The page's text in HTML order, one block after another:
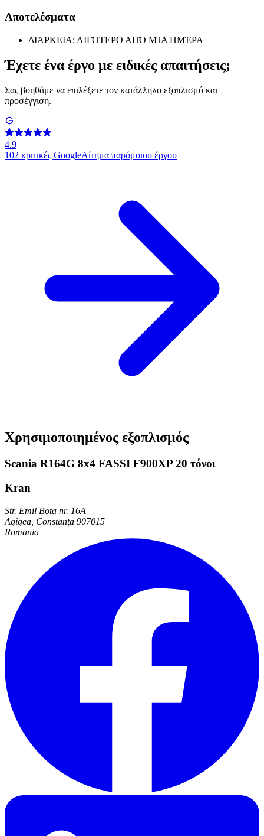
Αποτελέσματα
ΔΙΆΡΚΕΙΑ: ΛΙΓΌΤΕΡΟ ΑΠΌ ΜΊΑ ΗΜΈΡΑ
Έχετε ένα έργο με ειδικές απαιτήσεις;
Σας βοηθάμε να επιλέξετε τον κατάλληλο εξοπλισμό και
προσέγγιση.
4.9
102 κριτικές GoogleΑίτημα παρόμοιου έργου
Χρησιμοποιημένος εξοπλισμός
Scania R164G 8x4 FASSI F900XP 20 τόνοι
Kran
Str. Emil Bota nr. 16A
Agigea, Constanța 907015
Romania